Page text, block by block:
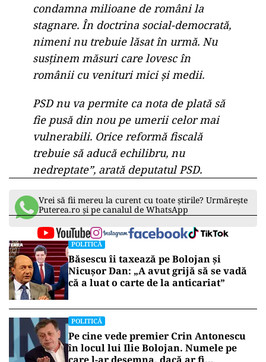
condamna milioane de români la
stagnare. În doctrina social-democrată,
nimeni nu trebuie lăsat în urmă. Nu
susținem măsuri care lovesc în
românii cu venituri mici și medii.
PSD nu va permite ca nota de plată să
fie pusă din nou pe umerii celor mai
vulnerabili. Orice reformă fiscală
trebuie să aducă echilibru, nu
nedreptate”, arată deputatul PSD.
Vrei să fii mereu la curent cu toate știrile? Urmărește
Puterea.ro și pe canalul de WhatsApp
POLITICĂ
Băsescu îi taxează pe Bolojan și
Nicușor Dan: „A avut grijă să se vadă
că a luat o carte de la anticariat”
POLITICĂ
Pe cine vede premier Crin Antonescu
în locul lui Ilie Bolojan. Numele pe